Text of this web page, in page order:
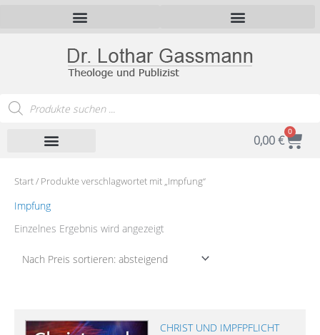
Products
search
0,00€
0
Start/ Produkte verschlagwortet mit „Impfung“
Impfung
Einzelnes Ergebnis wird angezeigt
CHRIST UND IMPFPFLICHT